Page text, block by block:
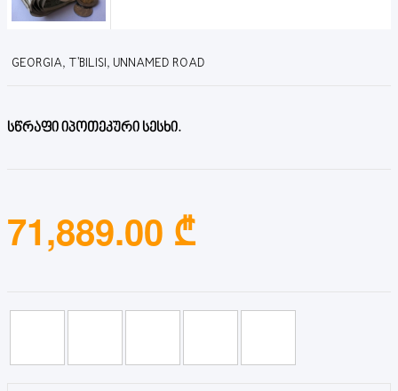
GEORGIA, T'BILISI, UNNAMED ROAD
სწრაფი იპოთეკური სესხი.
71,889.00 ₾